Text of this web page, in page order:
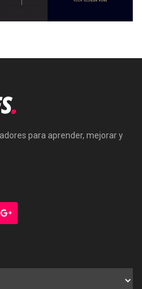
para aprender, mejorar y